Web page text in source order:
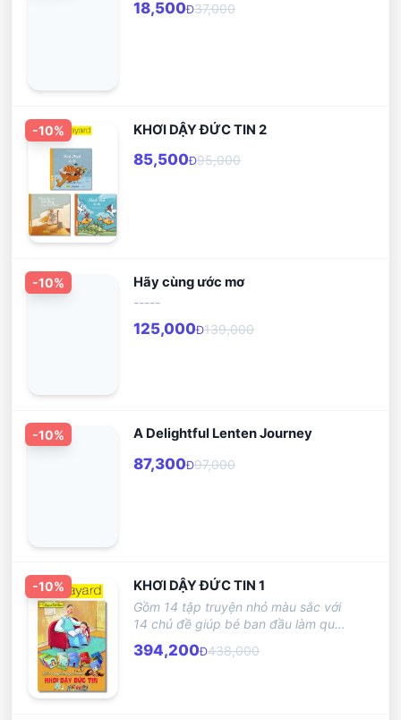
18,500Đ37,000
-10% KHƠI DẬY ĐỨC TIN 2
85,500Đ95,000
-10% Hãy cùng ước mơ
-----
125,000Đ139,000
-10% A Delightful Lenten Journey
87,300Đ97,000
-10% KHƠI DẬY ĐỨC TIN 1
Gồm 14 tập truyện nhỏ màu sắc với
14 chủ đề giúp bé ban đầu làm quen
với Kinh Thánh và Giáo lý
394,200Đ438,000